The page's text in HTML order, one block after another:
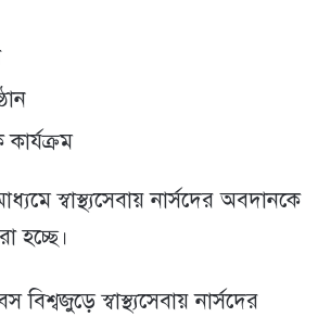
স্বাস্থ্যসেবায় নার্সদের অবদানকে
হচ্ছে।
বিশ্বজুড়ে স্বাস্থ্যসেবায় নার্সদের